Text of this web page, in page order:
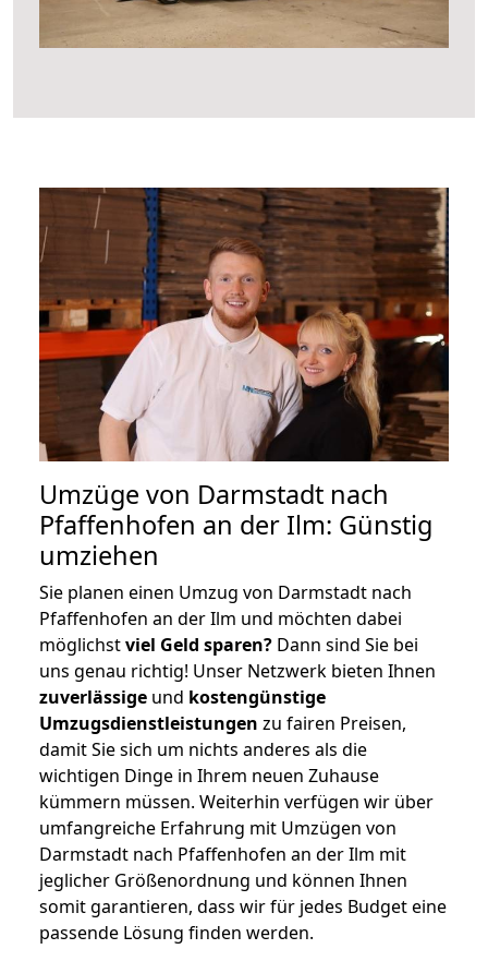
Umzüge von Darmstadt nach
Pfaffenhofen an der Ilm: Günstig
umziehen
Sie planen einen Umzug von Darmstadt nach
Pfaffenhofen an der Ilm und möchten dabei
möglichstviel Geld sparen? Dann sind Sie bei
uns genau richtig! Unser Netzwerk bieten Ihnen
zuverlässige und kostengünstige
Umzugsdienstleistungen zu fairen Preisen,
damit Sie sich um nichts anderes als die
wichtigen Dinge in Ihrem neuen Zuhause
kümmern müssen. Weiterhin verfügen wir über
umfangreiche Erfahrung mit Umzügen von
Darmstadt nach Pfaffenhofen an der Ilm mit
jeglicher Größenordnung und können Ihnen
somit garantieren, dass wir für jedes Budget eine
passende Lösung finden werden.